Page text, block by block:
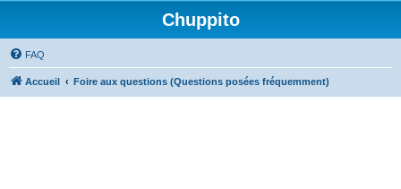
Chuppito
FAQ
Accueil Foire aux questions (Questions posées fréquemment)